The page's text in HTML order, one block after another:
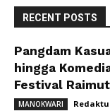
RECENT POSTS
Pangdam
hingga
Festival
MANOKWARI